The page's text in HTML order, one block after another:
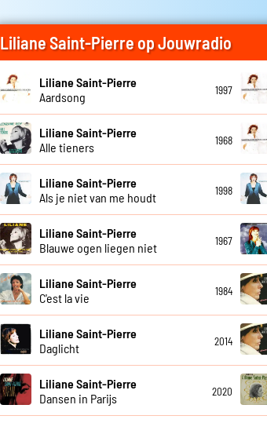
Liliane Saint-Pierre op Jouwradio
Liliane Saint-Pierre
Aardsong
1997
Liliane Saint-Pierre
Alle tieners
1968
Liliane Saint-Pierre
Als je niet van me houdt
1998
Liliane Saint-Pierre
Blauwe ogen liegen niet
1967
Liliane Saint-Pierre
C'est la vie
1984
Liliane Saint-Pierre
Daglicht
2014
Liliane Saint-Pierre
Dansen in Parijs
2020